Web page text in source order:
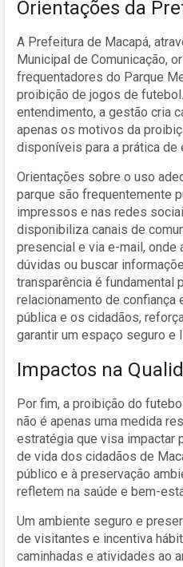
Orientações da
A Prefeitura de Macapá,
Municipal de Comunicação,
frequentadores do Parque
proibição de jogos de
entendimento, a gestão cria
apenas os motivos da
disponíveis para a prática
Orientações sobre o uso
parque são frequentemente
impressos e nas redes
disponibiliza canais de
presencial e via e-mail, onde
dúvidas ou buscar
transparência é fundamental
relacionamento de confiança
pública e os cidadãos,
garantir um espaço seguro e
Impactos na
Por fim, a proibição do
não é apenas uma medida
estratégia que visa impactar
de vida dos cidadãos de
público e à preservação
refletem na saúde e bem-
Um ambiente seguro e
de visitantes e incentiva
caminhadas e atividades ao